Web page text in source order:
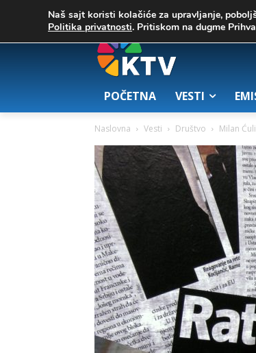
32.1 Zrenjanin 02. август 2026.
POČETNA VESTI
Naslovna Vesti Društvo Milan
Naš sajt koristi kolačiće za upravljanje,
Politika privatnosti. Pritiskom na dugme